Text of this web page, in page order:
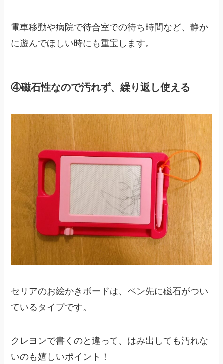
電車移動や病院で待合室での待ち時間など、静か
に遊んでほしい時にも重宝します。
④磁石性なので汚れず、繰り返し使える
セリアのお絵かきボードは、ペン先に磁石がつい
ているタイプです。
クレヨンで書くのと違って、はみ出しても汚れな
いのも嬉しいポイント！